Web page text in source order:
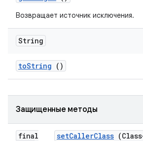
Возвращает источник исключения.
String
toString ()
Защищенные методы
final
setCallerClass